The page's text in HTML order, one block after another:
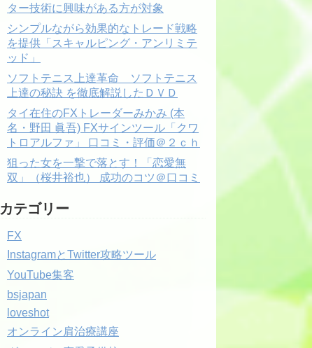
ター技術に興味がある方が対象
シンプルながら効果的なトレード戦略
を提供「スキャルピング・アンリミテ
ッド」
ソフトテニス上達革命 ソフトテニス
上達の秘訣 を徹底解説したＤＶＤ
タイ在住のFXトレーダーみかみ (本
名・野田 眞吾) FXサインツール「クワ
トロアルファ」 口コミ・評価＠２ｃｈ
狙った女を一撃で落とす！「恋愛無
双」（桜井裕也） 成功のコツ＠口コミ
カテゴリー
FX
InstagramとTwitter攻略ツール
YouTube集客
bsjapan
loveshot
オンライン肩治療講座